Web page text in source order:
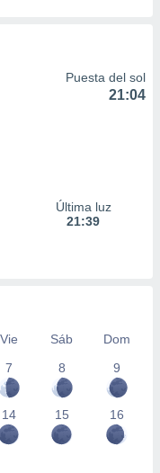
Puesta del sol
21:04
Última luz
21:39
Vie Sáb
Dom
7 8 9
14 15 16